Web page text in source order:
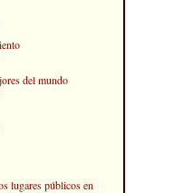
del mundo
lugares públicos en